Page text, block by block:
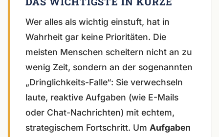
Wer alles als wichtig einstuft, hat in
Wahrheit gar keine Prioritäten. Die
meisten Menschen scheitern nicht an zu
wenig Zeit, sondern an der sogenannten
„Dringlichkeits-Falle“: Sie verwechseln
laute, reaktive Aufgaben (wie E-Mails
oder Chat-Nachrichten) mit echtem,
strategischem Fortschritt. Um Aufgaben